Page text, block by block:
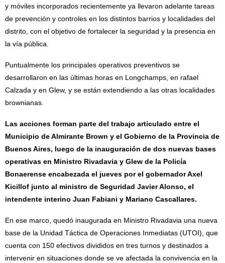
y móviles incorporados recientemente ya llevaron adelante tareas
de prevención y controles en los distintos barrios y localidades del
distrito, con el objetivo de fortalecer la seguridad y la presencia en
la vía pública.
Puntualmente los principales operativos preventivos se
desarrollaron en las últimas horas en Longchamps, en rafael
Calzada y en Glew, y se están extendiendo a las otras localidades
brownianas.
Las acciones forman parte del trabajo articulado entre el
Municipio de Almirante Brown y el Gobierno de la Provincia de
Buenos Aires, luego de la inauguración de dos nuevas bases
operativas en Ministro Rivadavia y Glew de la Policía
Bonaerense encabezada el jueves por el gobernador Axel
Kicillof junto al ministro de Seguridad Javier Alonso, el
intendente interino Juan Fabiani y Mariano Cascallares.
En ese marco, quedó inaugurada en Ministro Rivadavia una nueva
base de la Unidad Táctica de Operaciones Inmediatas (UTOI), que
cuenta con 150 efectivos divididos en tres turnos y destinados a
intervenir en situaciones donde se ve afectada la convivencia en la